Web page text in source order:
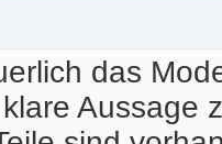
das
Aussage